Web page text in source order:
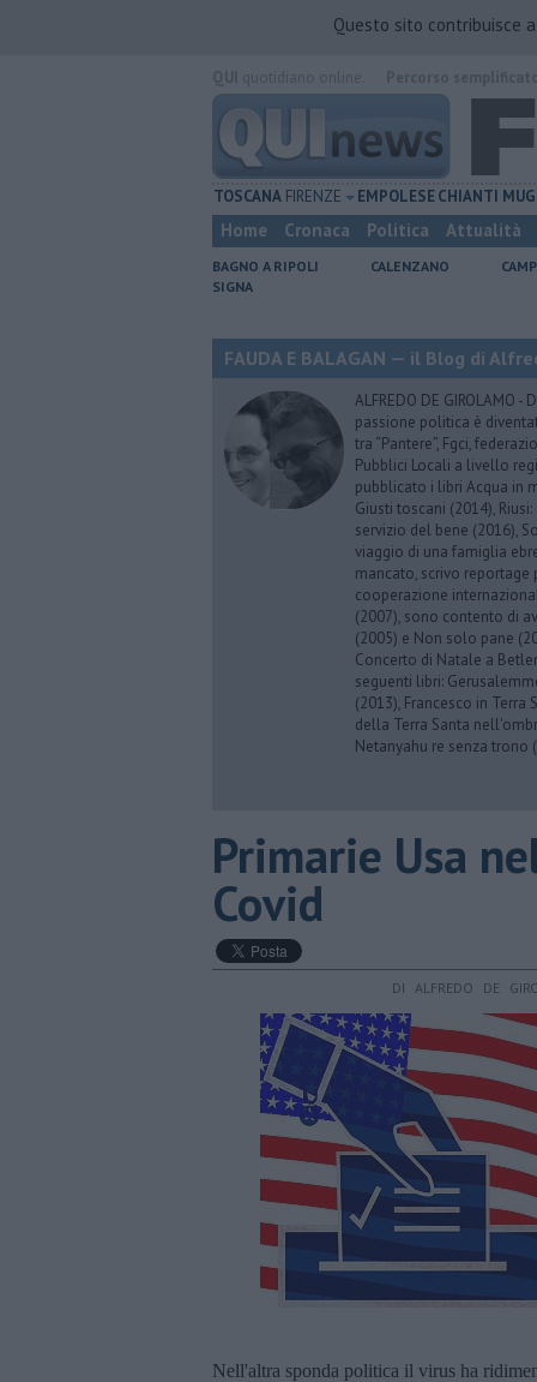
Questo sito contribuisce
TOSCANA FIRENZE EMPOLESECHIANTI
Home Cronaca Politica Attualità
BAGNO A RIPOLI CALENZANO
SIGNA
FAUDA E BALAGAN — il Blog di
ALFREDO DE GIROLAMO
passione politica è
tra “Pantere”, Fgci,
Pubblici Locali a livello
pubblicato i libri Acqua in
Giusti toscani (2014),
servizio del bene (2016),
viaggio di una famiglia
mancato, scrivo
cooperazione
(2007), sono contento di
(2005) e Non solo pane
Concerto di Natale a
seguenti libri:
(2013), Francesco in Terra
della Terra Santa
Netanyahu re senza trono
Primarie Usa
Covid
DI ALFREDO DE
Nell'altra sponda politica il virus ha